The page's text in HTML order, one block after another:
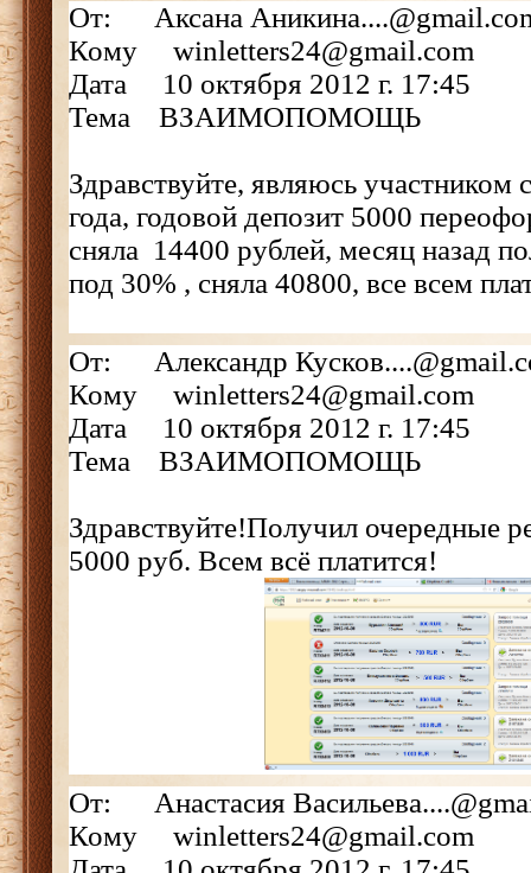
От: Аксана
Кому winletters24@gmail.com
Дата 10 октября 2012 г. 17:45
Тема ВЗАИМОПОМОЩЬ
Здравствуйте, являюсь
года, годовой депозит 5000
сняла 14400 рублей, месяц назад
под 30% , сняла 40800, все всем
От: Александр
Кому winletters24@gmail.com
Дата 10 октября 2012 г. 17:45
Тема ВЗАИМОПОМОЩЬ
Здравствуйте!Получил очередные
5000 руб. Всем всё платится!
От: Анастасия
Кому winletters24@gmail.com